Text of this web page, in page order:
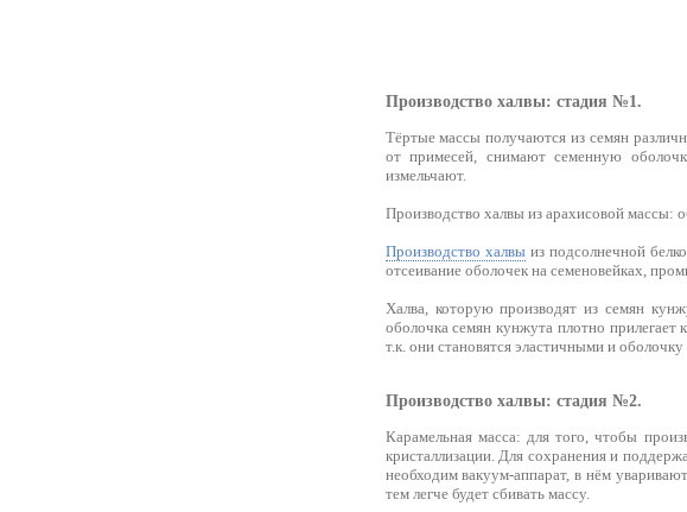
Производство халвы: стадия №1.
Тёртые массы получаются из семян
от примесей, снимают семенную
измельчают.
Производство халвы из арахисовой массы:
Производство халвыиз подсолнечной
отсеивание оболочек на семеновейках,
Халва, которую производят из семян
оболочка семян кунжута плотно прилегает
т.к. они становятся эластичными и
Производство халвы: стадия №2.
Карамельная масса: для того, чтобы
кристаллизации. Для сохранения и
необходим вакуум-аппарат, в нём
тем легче будет сбивать массу.